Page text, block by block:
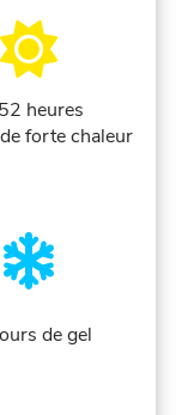
heures
forte chaleur
de gel